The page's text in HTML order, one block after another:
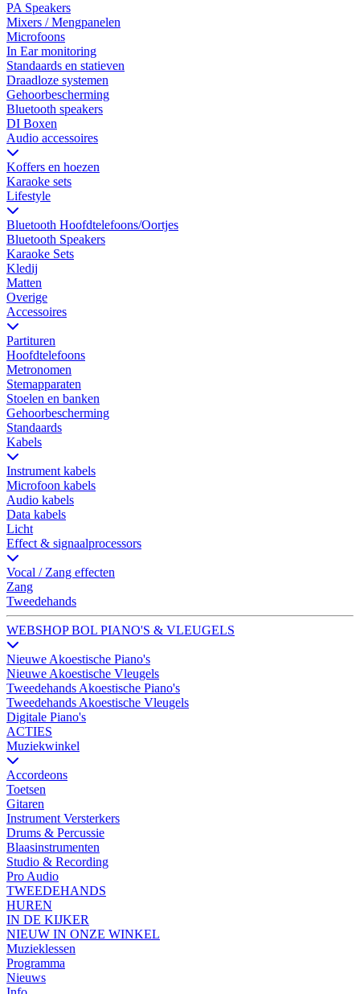
PA Speakers
Mixers / Mengpanelen
Microfoons
In Ear monitoring
Standaards en statieven
Draadloze systemen
Gehoorbescherming
Bluetooth speakers
DI Boxen
Audio accessoires
Koffers en hoezen
Karaoke sets
Lifestyle
Bluetooth Hoofdtelefoons/Oortjes
Bluetooth Speakers
Karaoke Sets
Kledij
Matten
Overige
Accessoires
Partituren
Hoofdtelefoons
Metronomen
Stemapparaten
Stoelen en banken
Gehoorbescherming
Standaards
Kabels
Instrument kabels
Microfoon kabels
Audio kabels
Data kabels
Licht
Effect & signaalprocessors
Vocal / Zang effecten
Zang
Tweedehands
WEBSHOP BOL PIANO'S & VLEUGELS
Nieuwe Akoestische Piano's
Nieuwe Akoestische Vleugels
Tweedehands Akoestische Piano's
Tweedehands Akoestische Vleugels
Digitale Piano's
ACTIES
Muziekwinkel
Accordeons
Toetsen
Gitaren
Instrument Versterkers
Drums & Percussie
Blaasinstrumenten
Studio & Recording
Pro Audio
TWEEDEHANDS
HUREN
IN DE KIJKER
NIEUW IN ONZE WINKEL
Muzieklessen
Programma
Nieuws